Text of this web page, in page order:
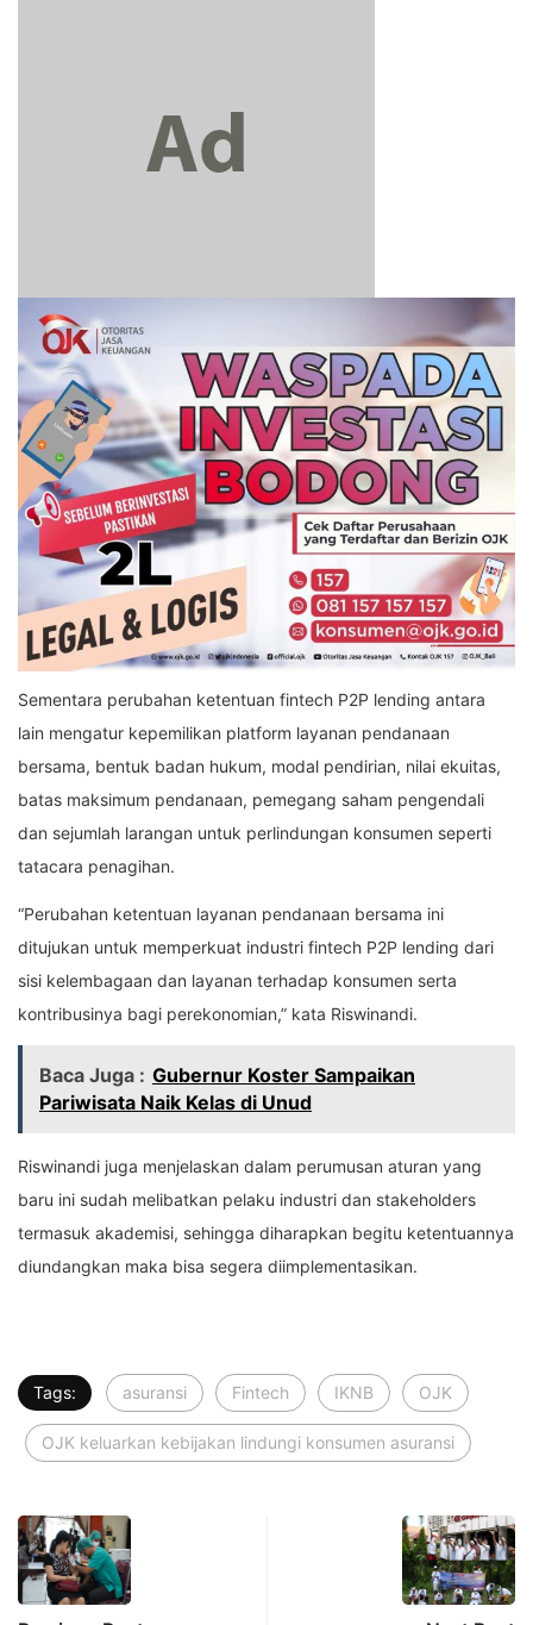
Sementara perubahan ketentuan fintech P2P lending antara
lain mengatur kepemilikan platform layanan pendanaan
bersama, bentuk badan hukum, modal pendirian, nilai ekuitas,
batas maksimum pendanaan, pemegang saham pengendali
dan sejumlah larangan untuk perlindungan konsumen seperti
tatacara penagihan.
“Perubahan ketentuan layanan pendanaan bersama ini
ditujukan untuk memperkuat industri fintech P2P lending dari
sisi kelembagaan dan layanan terhadap konsumen serta
kontribusinya bagi perekonomian,” kata Riswinandi.
Baca Juga : Gubernur Koster Sampaikan
Pariwisata Naik Kelas di Unud
Riswinandi juga menjelaskan dalam perumusan aturan yang
baru ini sudah melibatkan pelaku industri dan stakeholders
termasuk akademisi, sehingga diharapkan begitu ketentuannya
diundangkan maka bisa segera diimplementasikan.
Tags: asuransi Fintech IKNB OJK
OJK keluarkan kebijakan lindungi konsumen asuransi